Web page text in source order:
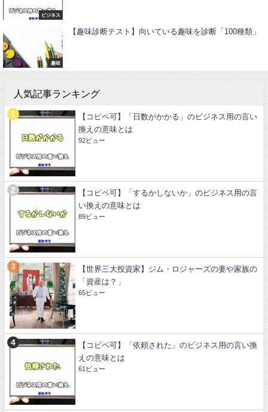
ビジネス
趣味
【趣味診断テスト】向いている趣味を診断「100種類」
人気記事ランキング
【コピペ可】「日数がかかる」のビジネス用の言い
換えの意味とは
92ビュー
【コピペ可】「するかしないか」のビジネス用の言
い換えの意味とは
89ビュー
【世界三大投資家】ジム・ロジャーズの妻や家族の
「資産は？」
65ビュー
【コピペ可】「依頼された」のビジネス用の言い換
えの意味とは
61ビュー